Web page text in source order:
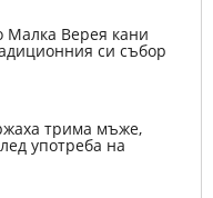
Малка Верея кани
си събор
трима мъже,
употреба на